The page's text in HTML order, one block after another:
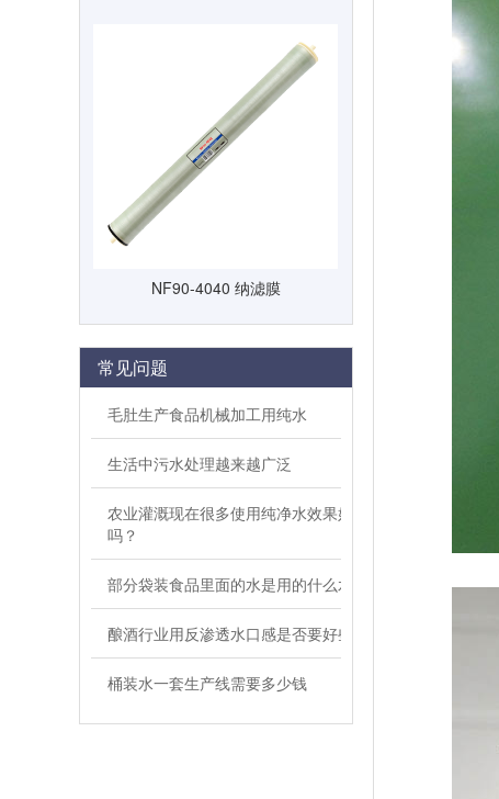
NF90-4040 纳滤膜
常见问题
毛肚生产食品机械加工用纯水
生活中污水处理越来越广泛
农业灌溉现在很多使用纯净水效果好
吗？
部分袋装食品里面的水是用的什么水
酿酒行业用反渗透水口感是否要好些
桶装水一套生产线需要多少钱